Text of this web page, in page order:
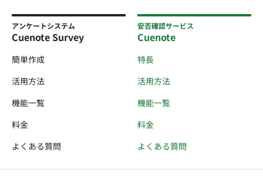
アンケートシステム
Cuenote Survey
簡単作成
活用方法
機能一覧
料金
よくある質問
安否確認サービス
Cuenote
特長
活用方法
機能一覧
料金
よくある質問